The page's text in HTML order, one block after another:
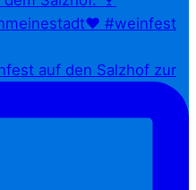
auf den Salzhof zur